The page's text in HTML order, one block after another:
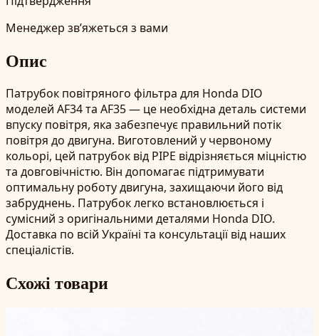
Менеджер зв’яжеться з вами
Опис
Патрубок повітряного фільтра для Honda DIO
моделей AF34 та AF35 — це необхідна деталь системи
впуску повітря, яка забезпечує правильний потік
повітря до двигуна. Виготовлений у червоному
кольорі, цей патрубок від PIPE відрізняється міцністю
та довговічністю. Він допомагає підтримувати
оптимальну роботу двигуна, захищаючи його від
забруднень. Патрубок легко встановлюється і
сумісний з оригінальними деталями Honda DIO.
Доставка по всій Україні та консультації від наших
спеціалістів.
Схожі товари